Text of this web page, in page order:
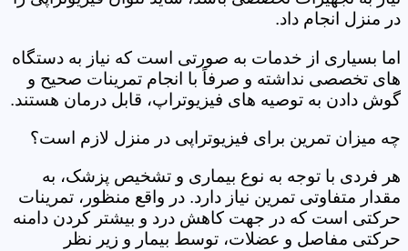
در منزل انجام داد.
اما بسیاری از خدمات به صورتی است که نیاز به دستگاه
های تخصصی نداشته و صرفاً با انجام تمرینات صحیح و
گوش دادن به توصیه های فیزیوتراپ، قابل درمان هستند.
چه میزان تمرین برای فیزیوتراپی در منزل لازم است؟
هر فردی با توجه به نوع بیماری و تشخیص پزشک، به
مقدار متفاوتی تمرین نیاز دارد. در واقع منظور، تمرینات
حرکتی است که در جهت کاهش درد و بیشتر کردن دامنه
حرکتی مفاصل و عضلات، توسط بیمار و زیر نظر